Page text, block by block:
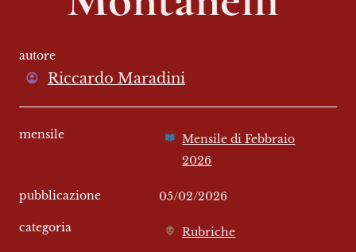
autore
Riccardo Maradini
mensile
Mensile di Febbraio
2026
pubblicazione 05/02/2026
categoria Rubriche